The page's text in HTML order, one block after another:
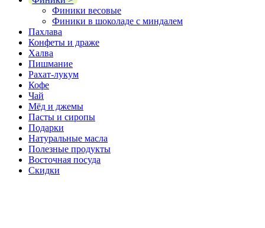
Финики весовые
Финики в шоколаде с миндалем
Пахлава
Конфеты и драже
Халва
Пишмание
Рахат-лукум
Кофе
Чай
Мёд и джемы
Пасты и сиропы
Подарки
Натуральные масла
Полезные продукты
Восточная посуда
Скидки